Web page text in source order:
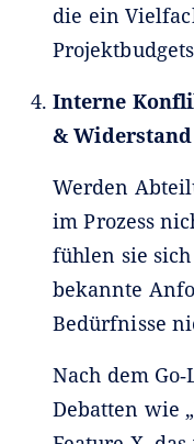
die ein
Interne
&
Werden
im Prozess
fühlen sie
bekannte
Bedürfnisse
Nach dem
Debatten wie